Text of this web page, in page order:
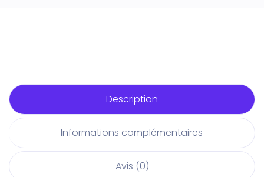
Description
Informations complémentaires
Avis (0)